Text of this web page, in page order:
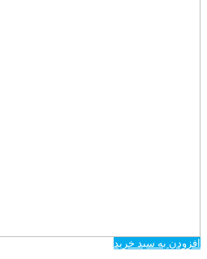
افزودن به سبد خرید